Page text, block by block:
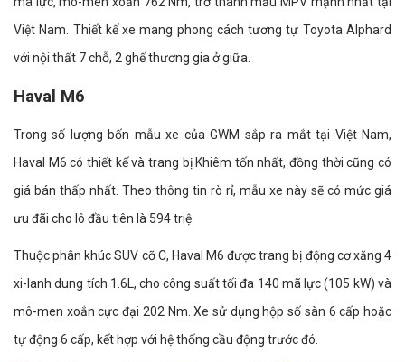
Việt Nam. Thiết kế xe mang phong cách tương tự Toyota Alphard
với nội thất 7 chỗ, 2 ghế thương gia ở giữa.
Haval M6
Trong số lượng bốn mẫu xe của GWM sắp ra mắt tại Việt Nam,
Haval M6 có thiết kế và trang bị Khiêm tốn nhất, đồng thời cũng có
giá bán thấp nhất. Theo thông tin rò rỉ, mẫu xe này sẽ có mức giá
ưu đãi cho lô đầu tiên là 594 triệ
Thuộc phân khúc SUV cỡ C, Haval M6 được trang bị động cơ xăng 4
xi-lanh dung tích 1.6L, cho công suất tối đa 140 mã lực (105 kW) và
mô-men xoắn cực đại 202 Nm. Xe sử dụng hộp số sàn 6 cấp hoặc
tự động 6 cấp, kết hợp với hệ thống cầu động trước đó.